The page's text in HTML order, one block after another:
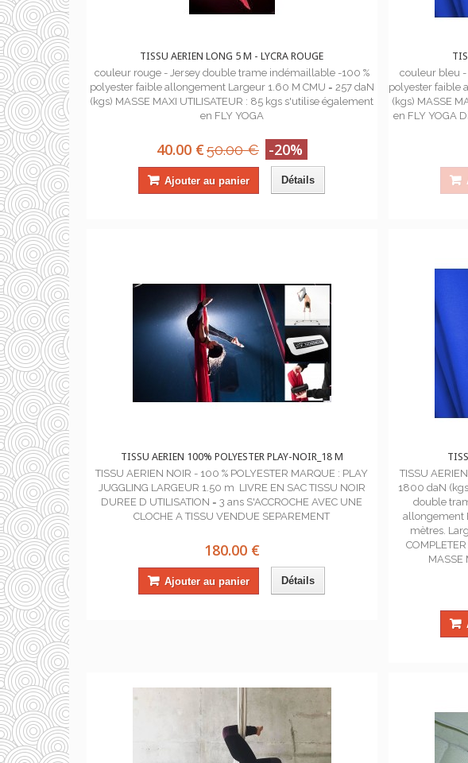
TISSU AERIEN LONG 5 M - LYCRA ROUGE
couleur rouge - Jersey double trame indémaillable -100 %
polyester faible allongement Largeur 1.60 M CMU = 257 daN
(kgs) MASSE MAXI UTILISATEUR : 85 kgs s'utilise également
en FLY YOGA
40.00 €50.00 € -20%
Ajouter au panier Détails
couleur bleu
polyester faible
(kgs) MASSE
en FLY YOGA
TISSU AERIEN 100% POLYESTER PLAY-NOIR_18 M
TISSU AERIEN NOIR - 100 % POLYESTER MARQUE : PLAY
JUGGLING LARGEUR 1.50 m LIVRE EN SAC TISSU NOIR
DUREE D UTILISATION = 3 ans S'ACCROCHE AVEC UNE
CLOCHE A TISSU VENDUE SEPAREMENT
180.00 €
Ajouter au panier Détails
TISSU
1800 daN
double
allongement
mètres.
MASSE